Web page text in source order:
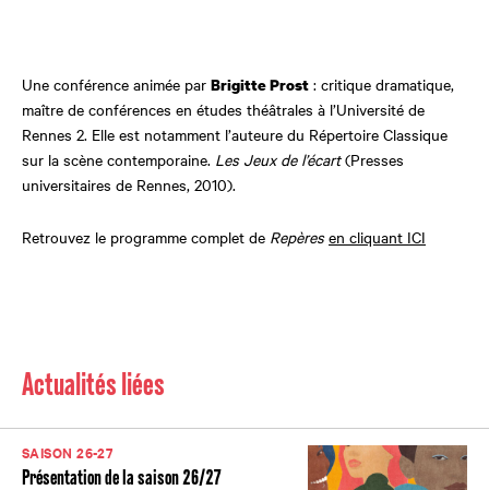
Une conférence animée par Brigitte Prost : critique dramatique,
maître de conférences en études théâtrales à l’Université de
Rennes 2. Elle est notamment l’auteure du Répertoire Classique
sur la scène contemporaine. Les Jeux de l’écart(Presses
universitaires de Rennes, 2010).
Retrouvez le programme complet de Repères en cliquant ICI
Actualités liées
SAISON 26-27
Présentation de la saison 26/27